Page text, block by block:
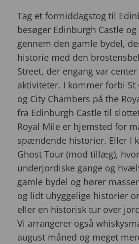
Tag et formiddagstog til
besøger Edinburgh Castle
gennem den gamle bydel,
historie med den
Street, der engang var
aktiviteter. I kommer forbi St
og City Chambers på the
fra Edinburgh Castle til
Royal Mile er hjemsted for
spændende historier. Eller I
Ghost Tour (mod tillæg),
underjordiske gange og
gamle bydel og hører
og lidt uhyggelige historier
eller en historisk tur over
Vi arrangerer også
august måned og meget